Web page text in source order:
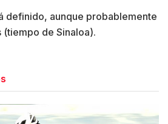
definido, aunque probablemente
(tiempo de Sinaloa).